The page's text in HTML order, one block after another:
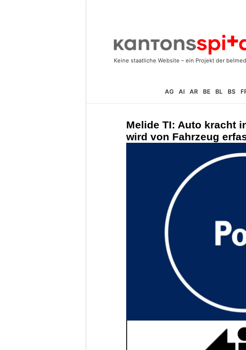
AG AI AR BE BL BS
Melide TI: Auto kracht
wird von Fahrzeug